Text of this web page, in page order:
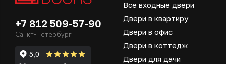
+7 812 509-57-90
Санкт-Петербург
Все входные двери
Двери в квартиру
Двери в офис
Двери в коттедж
Двери для дачи